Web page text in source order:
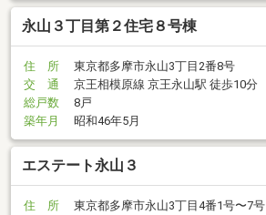
永山３丁目第２住宅８号棟
住 所
東京都多摩市永山3丁目2番8号
交 通
京王相模原線 京王永山駅 徒歩10分
総戸数
8戸
築年月
昭和46年5月
エステート永山３
住 所
東京都多摩市永山3丁目4番1号〜7号